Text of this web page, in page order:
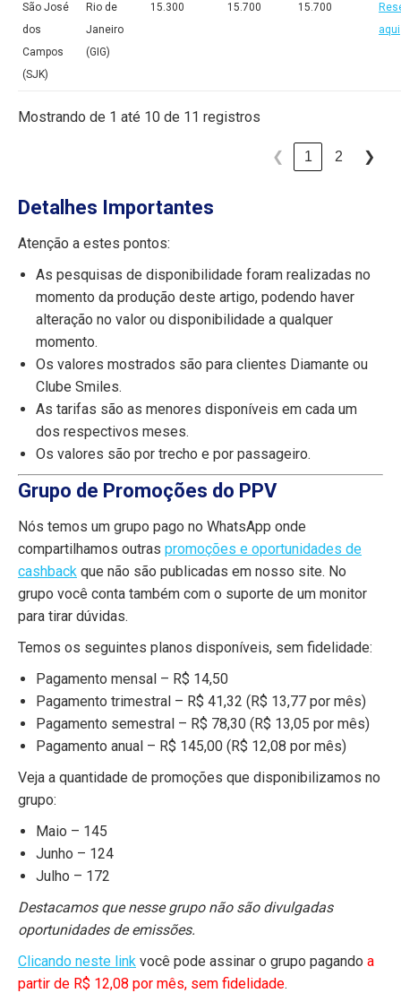
São José
dos
Campos
(SJK)
Rio de
Janeiro
(GIG)
15.300 15.700 15.700
aqui
Mostrando de 1 até 10 de 11 registros
❮ 1 2 ❯
Detalhes Importantes
Atenção a estes pontos:
As pesquisas de disponibilidade foram realizadas no
momento da produção deste artigo, podendo haver
alteração no valor ou disponibilidade a qualquer
momento.
Os valores mostrados são para clientes Diamante ou
Clube Smiles.
As tarifas são as menores disponíveis em cada um
dos respectivos meses.
Os valores são por trecho e por passageiro.
Grupo de Promoções do PPV
Nós temos um grupo pago no WhatsApp onde
compartilhamos outras promoções e oportunidades de
cashback que não são publicadas em nosso site. No
grupo você conta também com o suporte de um monitor
para tirar dúvidas.
Temos os seguintes planos disponíveis, sem fidelidade:
Pagamento mensal – R$ 14,50
Pagamento trimestral – R$ 41,32 (R$ 13,77 por mês)
Pagamento semestral – R$ 78,30 (R$ 13,05 por mês)
Pagamento anual – R$ 145,00 (R$ 12,08 por mês)
Veja a quantidade de promoções que disponibilizamos no
grupo:
Maio – 145
Junho – 124
Julho – 172
Destacamos que nesse grupo não são divulgadas
oportunidades de emissões.
Clicando neste link você pode assinar o grupo pagando a
partir de R$ 12,08 por mês, sem fidelidade.